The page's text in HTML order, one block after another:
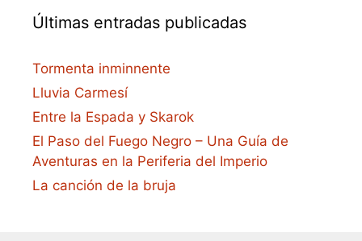
Últimas entradas publicadas
Tormenta inminnente
Lluvia Carmesí
Entre la Espada y Skarok
El Paso del Fuego Negro – Una Guía de
Aventuras en la Periferia del Imperio
La canción de la bruja